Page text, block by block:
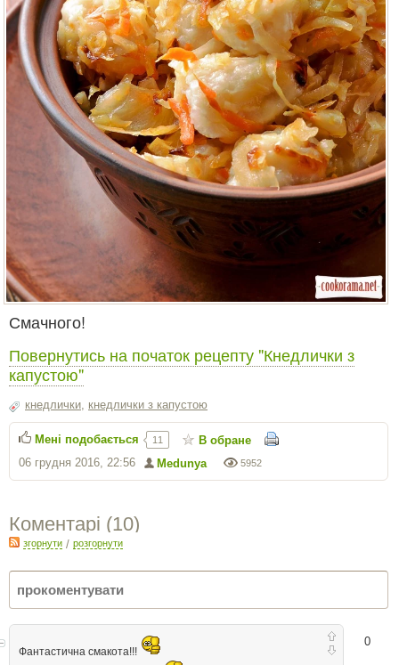
Смачного!
Повернутись на початок рецепту "Кнедлички з
капустою"
кнедлички кнедлички з капустою
5952
Medunya
06 грудня 2016, 22:56
Мені подобається 11 В обране
Коментарі (10)
згорнути / розгорнути
0
Фантастична смакота!!!